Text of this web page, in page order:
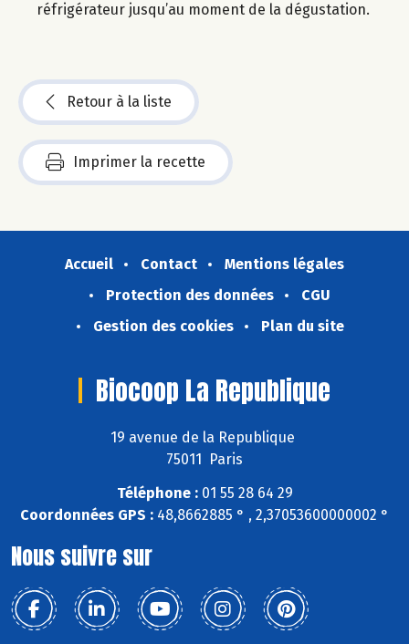
réfrigérateur jusqu’au moment de la dégustation.
Retour à la liste
Imprimer la recette
Accueil Contact
Mentions légales
Protection des données
CGU
Gestion des cookies
Plan du site
Biocoop La Republique
19 avenue de la Republique
75011 Paris
Téléphone :01 55 28 64 29
Coordonnées GPS : 48,8662885 ° , 2,37053600000002 °
Nous suivre sur